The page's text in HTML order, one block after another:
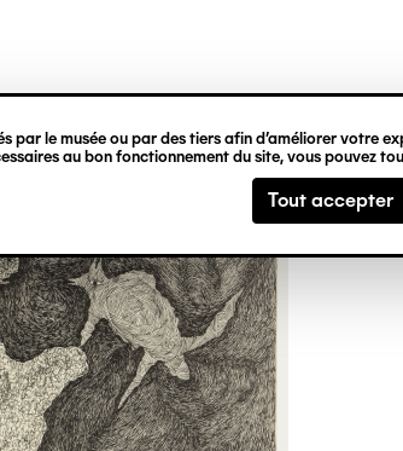
par le musée ou par des tiers afin d’améliorer votre
au bon fonctionnement du site, vous pouvez
Tout accepter